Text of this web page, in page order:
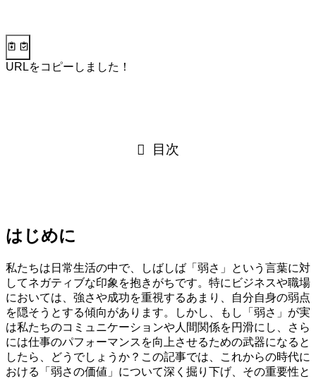
URLをコピーしました！
目次
はじめに
私たちは日常生活の中で、しばしば「弱さ」という言葉に対
してネガティブな印象を抱きがちです。特にビジネスや職場
においては、強さや成功を重視するあまり、自分自身の弱点
を隠そうとする傾向があります。しかし、もし「弱さ」が実
は私たちのコミュニケーションや人間関係を円滑にし、さら
には仕事のパフォーマンスを向上させるための武器になると
したら、どうでしょうか？この記事では、これからの時代に
おける「弱さの価値」について深く掘り下げ、その重要性と